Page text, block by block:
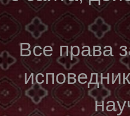
Все права